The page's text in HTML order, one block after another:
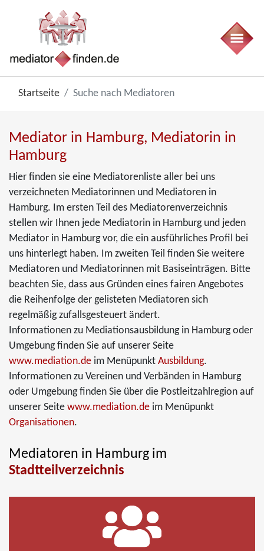
Startseite Suche nach Mediatoren
Mediator in Hamburg, Mediatorin in
Hamburg
Hier finden sie eine Mediatorenliste aller bei uns
verzeichneten Mediatorinnen und Mediatoren in
Hamburg. Im ersten Teil des Mediatorenverzeichnis
stellen wir Ihnen jede Mediatorin in Hamburg und jeden
Mediator in Hamburg vor, die ein ausführliches Profil bei
uns hinterlegt haben. Im zweiten Teil finden Sie weitere
Mediatoren und Mediatorinnen mit Basiseinträgen. Bitte
beachten Sie, dass aus Gründen eines fairen Angebotes
die Reihenfolge der gelisteten Mediatoren sich
regelmäßig zufallsgesteuert ändert.
Informationen zu Mediationsausbildung in Hamburg oder
Umgebung finden Sie auf unserer Seite
www.mediation.de im Menüpunkt Ausbildung.
Informationen zu Vereinen und Verbänden in Hamburg
oder Umgebung finden Sie über die Postleitzahlregion auf
unserer Seite www.mediation.de im Menüpunkt
Organisationen.
Mediatoren in Hamburg im
Stadtteilverzeichnis